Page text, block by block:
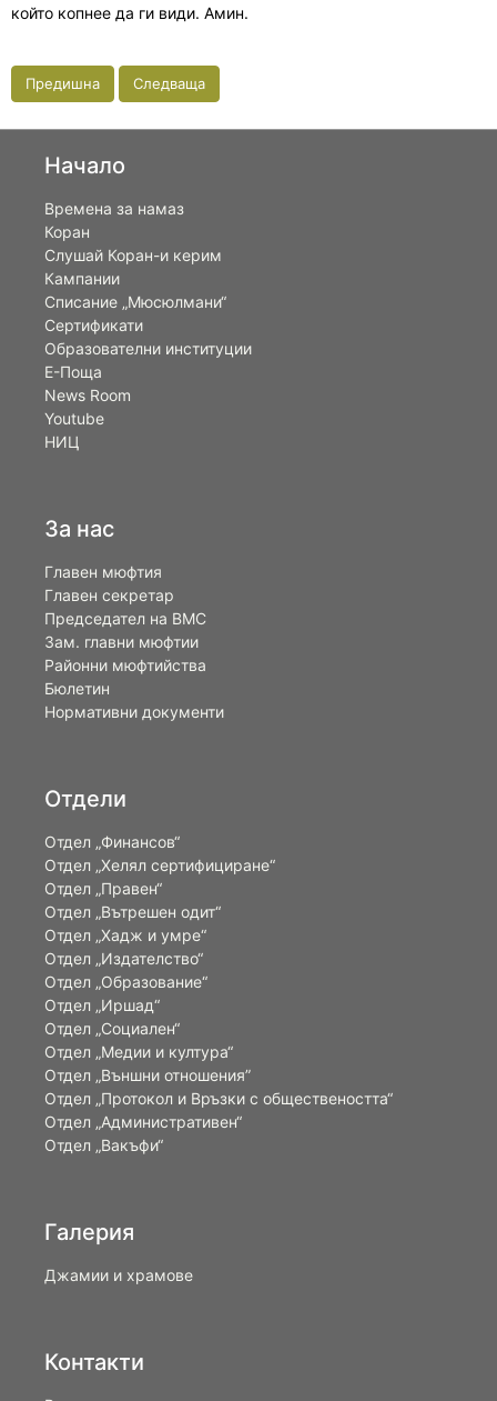
който копнее да ги види. Амин.
Предишна Следваща
Начало
Времена за намаз
Коран
Слушай Коран-и керим
Кампании
Списание „Мюсюлмани“
Сертификати
Образователни институции
Е-Поща
News Room
Youtube
НИЦ
За нас
Главен мюфтия
Главен секретар
Председател на ВМС
Зам. главни мюфтии
Районни мюфтийства
Бюлетин
Нормативни документи
Отдели
Отдел „Финансов“
Отдел „Хелял сертифициране“
Отдел „Правен“
Отдел „Вътрешен одит“
Отдел „Хадж и умре“
Отдел „Издателство“
Отдел „Образование“
Отдел „Иршад“
Отдел „Социален“
Отдел „Медии и култура“
Отдел „Външни отношения”
Oтдел „Протокол и Връзки с обществеността“
Отдел „Административен“
Отдел „Вакъфи“
Галерия
Джамии и храмове
Контакти